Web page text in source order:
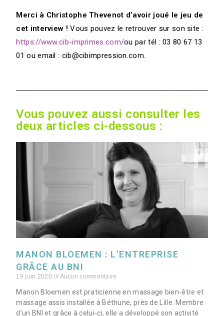
Merci à Christophe Thevenot d’avoir joué le jeu de
cet interview ! Vous pouvez le retrouver sur son site :
https://www.cib-imprimes.com/ou par tél : 03 80 67 13
01 ou email : cib@cibimpression.com.
Vous pouvez aussi consulter les
deux articles ci-dessous :
MANON BLOEMEN : L’ENTREPRISE
GRÂCE AU BNI
19 juin 2020 Aucun commentaire
Manon Bloemen est praticienne en massage bien-être et
massage assis installée à Béthune, près de Lille. Membre
d’un BNI et grâce à celui-ci, elle a développé son activité